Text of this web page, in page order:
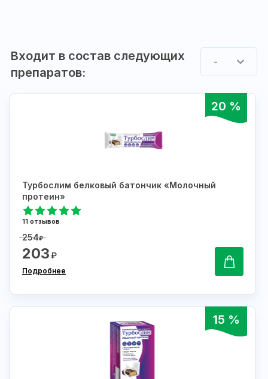
Входит в состав следующих
препаратов:
-
20 %
Турбослим белковый батончик «Молочный
протеин»
11 отзывов
254₽
203₽
Подробнее
15 %